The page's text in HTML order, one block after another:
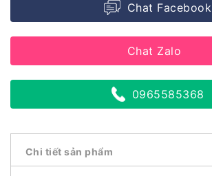
Chat Facebook
Chat Zalo
0965585368
Chi tiết sản phẩm